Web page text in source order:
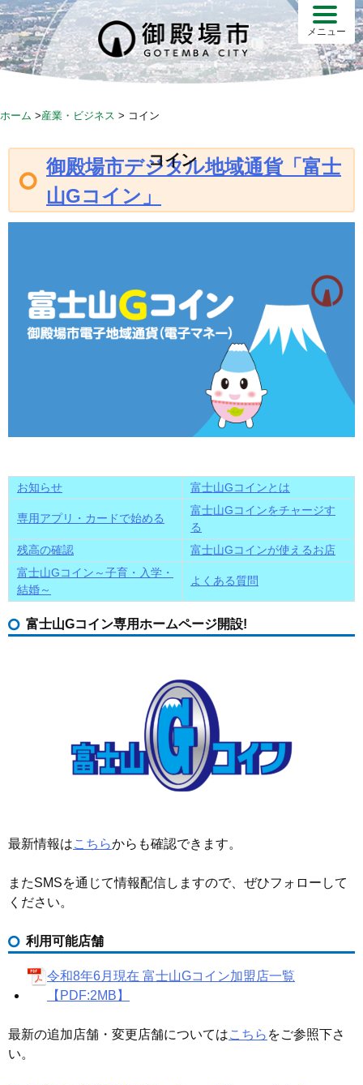
S
k
i
p
メニュー
ホーム >産業・ビジネス > コイン
コイン
御殿場市デジタル地域通貨「富士
山Gコイン」
お知らせ 富士山Gコインとは
専用アプリ・カードで始める
富士山Gコインをチャージす
る
残高の確認
富士山Gコインが使えるお店
富士山Gコイン～子育・入学・
結婚～
よくある質問
富士山Gコイン専用ホームページ開設!
最新情報はこちらからも確認できます。
またSMSを通じて情報配信しますので、ぜひフォローして
ください。
利用可能店舗
令和8年6月現在 富士山Gコイン加盟店一覧
【PDF:2MB】
最新の追加店舗・変更店舗についてはこちら をご参照下さ
い。